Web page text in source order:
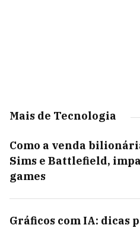
Mais de Tecnologia
Como a venda
Sims e Battlefield,
games
Gráficos com IA: dicas